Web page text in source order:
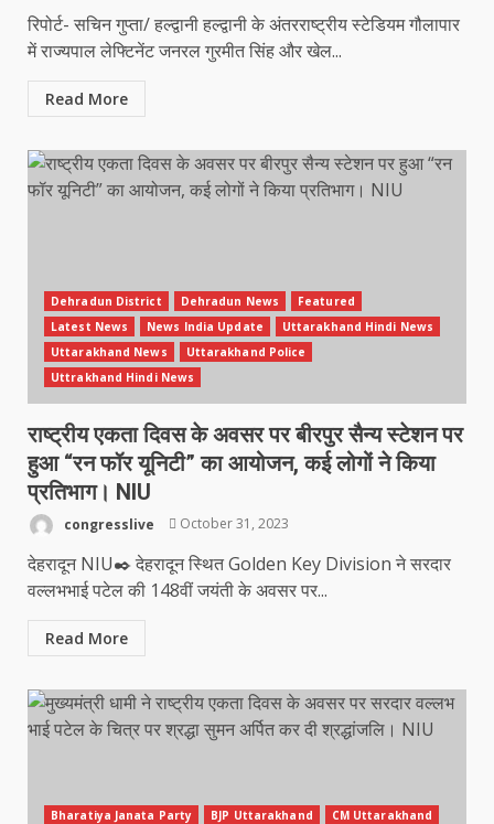
रिपोर्ट- सचिन गुप्ता/ हल्द्वानी हल्द्वानी के अंतरराष्ट्रीय स्टेडियम गौलापार
में राज्यपाल लेफ्टिनेंट जनरल गुरमीत सिंह और खेल...
Read More
Dehradun District Dehradun News
Featured
Latest News
News India Update
Uttarakhand Hindi News
Uttarakhand News
Uttarakhand Police
Uttrakhand Hindi News
राष्ट्रीय एकता दिवस के अवसर पर बीरपुर सैन्य स्टेशन पर
हुआ “रन फॉर यूनिटी” का आयोजन, कई लोगों ने किया
प्रतिभाग। NIU
congresslive October 31, 2023
देहरादून NIU✒️ देहरादून स्थित Golden Key Division ने सरदार
वल्लभभाई पटेल की 148वीं जयंती के अवसर पर...
Read More
Bharatiya Janata Party BJP Uttarakhand
CM Uttarakhand